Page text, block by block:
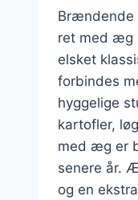
Brændende
ret med æg
elsket
forbindes
hyggelige
kartofler,
med æg er
senere år.
og en